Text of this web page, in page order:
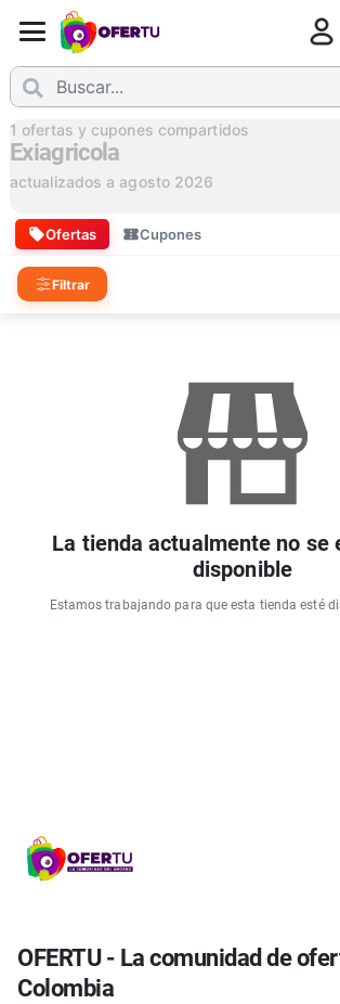
1 ofertas y cupones compartidos
Exiagricola
actualizados a agosto 2026
Ofertas Cupones
Filtrar
La tienda actualmente no se
disponible
Estamos trabajando para que esta tienda esté
OFERTU - La comunidad de
Colombia